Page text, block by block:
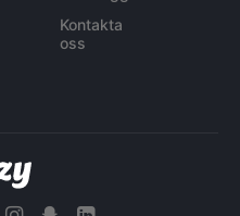
Kontakta
oss